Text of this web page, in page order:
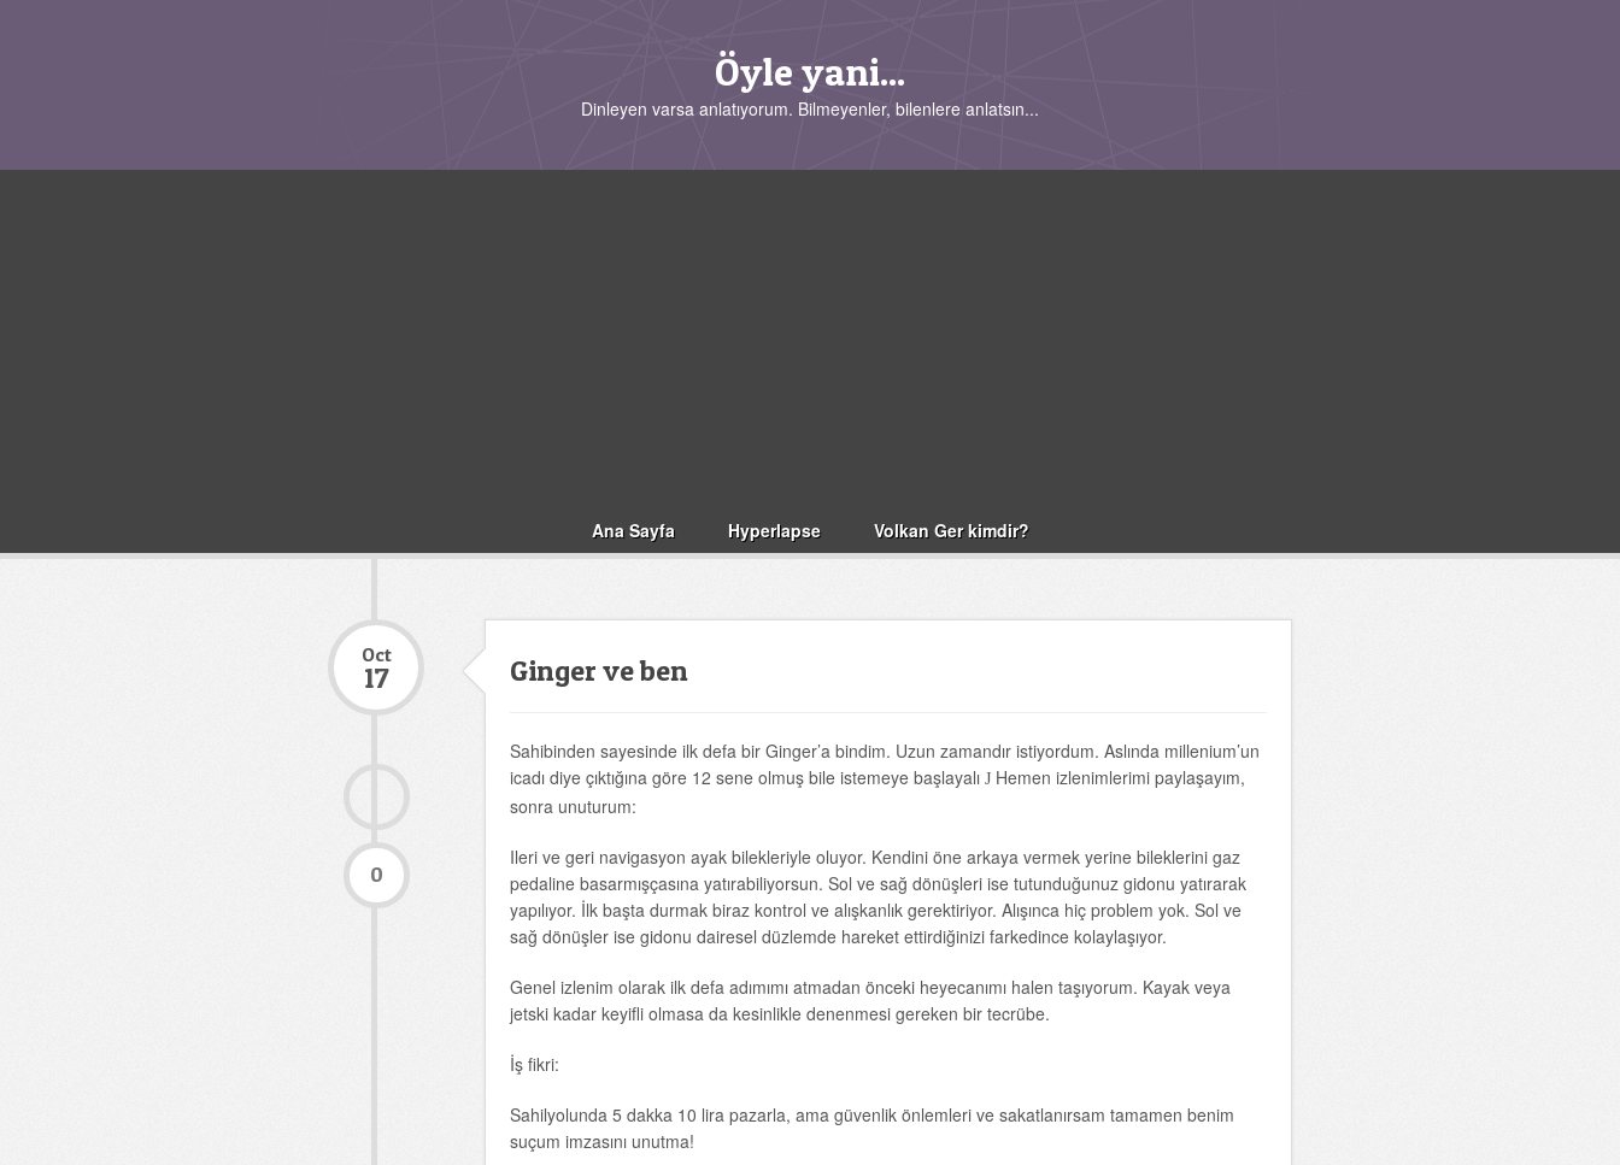
Öyle yani...
Dinleyen varsa anlatıyorum. Bilmeyenler, bilenlere anlatsın...
Ana Sayfa Hyperlapse Volkan Ger kimdir?
Ginger ve ben
Oct
17
0
Sahibinden sayesinde ilk defa bir Ginger’a bindim. Uzun zamandır istiyordum. Aslında millenium’un
icadı diye çıktığına göre 12 sene olmuş bile istemeye başlayalı J Hemen izlenimlerimi paylaşayım,
sonra unuturum:
Ileri ve geri navigasyon ayak bilekleriyle oluyor. Kendini öne arkaya vermek yerine bileklerini gaz
pedaline basarmışçasına yatırabiliyorsun. Sol ve sağ dönüşleri ise tutunduğunuz gidonu yatırarak
yapılıyor. İlk başta durmak biraz kontrol ve alışkanlık gerektiriyor. Alışınca hiç problem yok. Sol ve
sağ dönüşler ise gidonu dairesel düzlemde hareket ettirdiğinizi farkedince kolaylaşıyor.
Genel izlenim olarak ilk defa adımımı atmadan önceki heyecanımı halen taşıyorum. Kayak veya
jetski kadar keyifli olmasa da kesinlikle denenmesi gereken bir tecrübe.
İş fikri:
Sahilyolunda 5 dakka 10 lira pazarla, ama güvenlik önlemleri ve sakatlanırsam tamamen benim
suçum imzasını unutma!